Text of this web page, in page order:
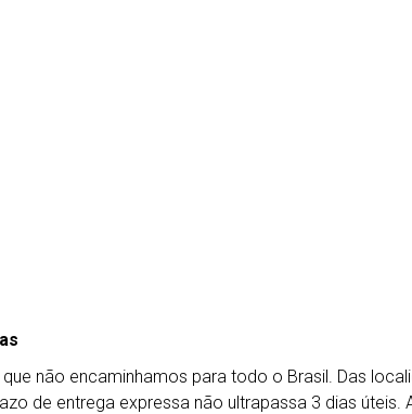
não encaminhamos para todo o Brasil. Das
de entrega expressa não ultrapassa 3 dias úteis.